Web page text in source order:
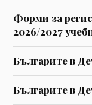
Форми за
2026/2027
Българите в
Българите в